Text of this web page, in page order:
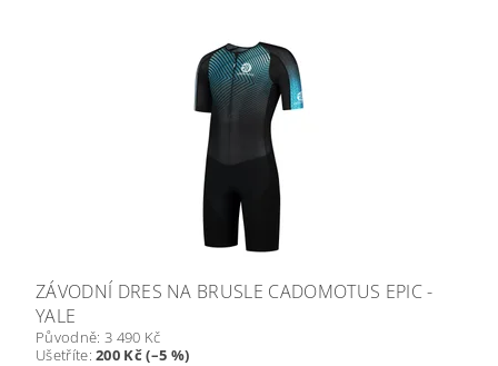
ZÁVODNÍ DRES NA BRUSLE CADOMOTUS EPIC -
YALE
Původně: 3 490 Kč
Ušetříte:200 Kč (–5 %)